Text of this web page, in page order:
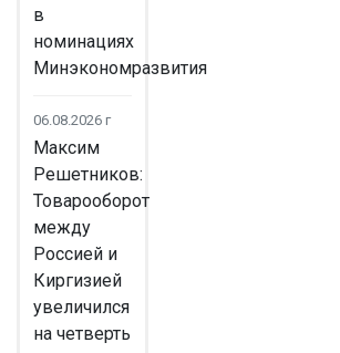
в
номинациях
Минэкономразвития
06.08.2026 г
Максим
Решетников:
Товарооборот
между
Россией и
Киргизией
увеличился
на четверть